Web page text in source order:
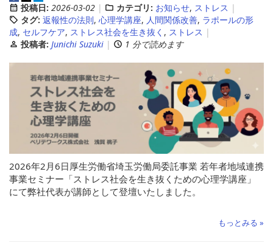
EAP導入のメリット
EAPサービスコンテンツ
コンサルティング
人事労務セカンドオピニオンサービス
投稿日: 2026-03-02 カテゴリ: お知らせ, ストレス
タグ: 返報性の法則, 心理学講座, 人間関係改善, ラポールの形
成, セルフケア, ストレス社会を生き抜く , ストレス
投稿者: Junichi Suzuki 1 分で読めます
2026年2月6日厚生労働省埼玉労働局委託事業 若年者地域連携
事業セミナー「ストレス社会を生き抜くための心理学講座」
にて弊社代表が講師として登壇いたしました。
もっとみる »